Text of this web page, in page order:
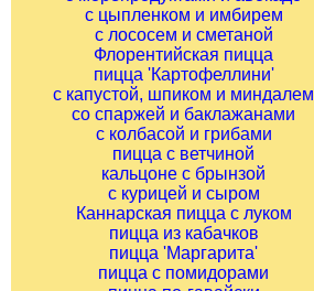
с цыпленком и имбирем
с лососем и сметаной
Флорентийская пицца
пицца 'Картофеллини'
с капустой, шпиком и миндалем
со спаржей и баклажанами
с колбасой и грибами
пицца с ветчиной
кальцоне с брынзой
с курицей и сыром
Каннарская пицца с луком
пицца из кабачков
пицца 'Маргарита'
пицца с помидорами